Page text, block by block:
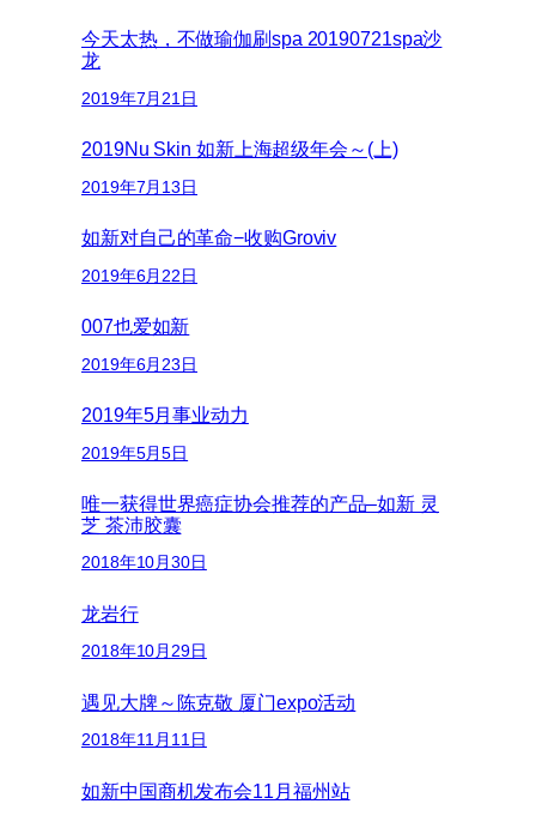
今天太热，不做瑜伽刷spa 20190721spa沙
龙
2019年7月21日
2019Nu Skin 如新上海超级年会～(上)
2019年7月13日
如新对自己的革命−收购Groviv
2019年6月22日
007也爱如新
2019年6月23日
2019年5月事业动力
2019年5月5日
唯一获得世界癌症协会推荐的产品–如新 灵
芝 茶沛胶囊
2018年10月30日
龙岩行
2018年10月29日
遇见大牌～陈克敬 厦门expo活动
2018年11月11日
如新中国商机发布会11月福州站